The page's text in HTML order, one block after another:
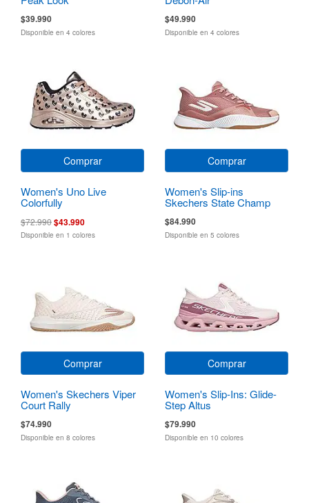
$39.990
Disponible en 4 colores
$49.990
Disponible en 4 colores
Comprar
Women's Uno Live
Colorfully
$72.990$43.990
Disponible en 1 colores
Comprar
Women's Slip-ins
Skechers State Champ
$84.990
Disponible en 5 colores
Comprar
Women's Skechers Viper
Court Rally
$74.990
Disponible en 8 colores
Comprar
Women's Slip-Ins: Glide-
Step Altus
$79.990
Disponible en 10 colores